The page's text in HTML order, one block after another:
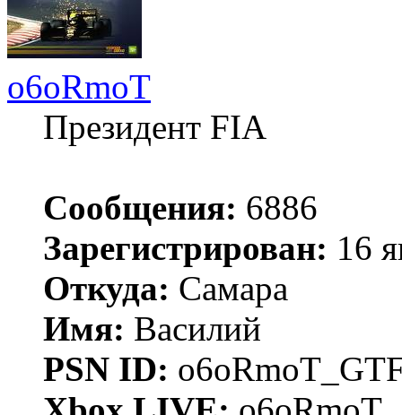
o6oRmoT
Президент FIA
Сообщения: 6886
Зарегистрирован: 16
Откуда: Самара
Имя: Василий
PSN ID: